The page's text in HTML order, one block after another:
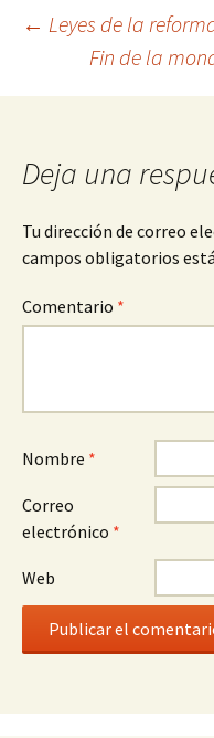
de
← Leyes de la
Fin de la
Deja una
Tu dirección de correo
campos obligatorios
Comentario *
Nombre *
Correo
electrónico *
Web